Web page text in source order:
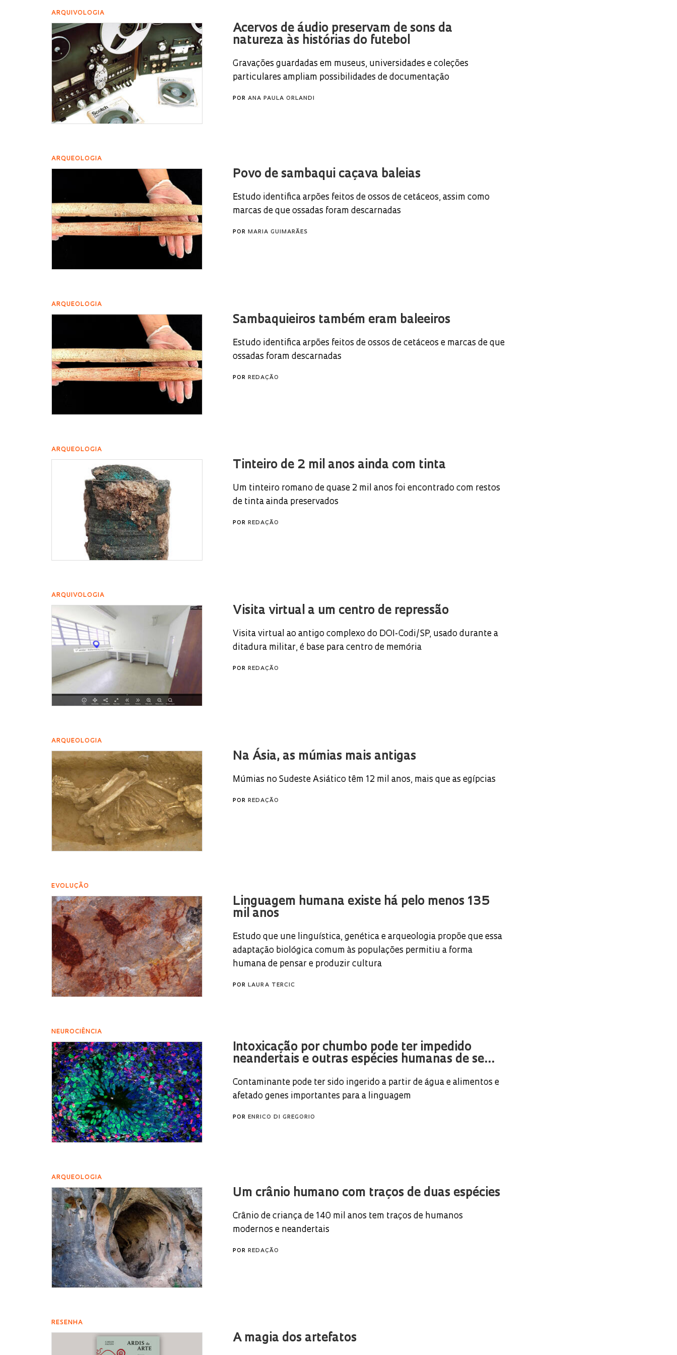
ARQUIVOLOGIA
Acervos de áudio preservam de sons da
natureza às histórias do futebol
Gravações guardadas em museus, universidades e coleções
particulares ampliam possibilidades de documentação
POR ANA PAULA ORLANDI
ARQUEOLOGIA
Povo de sambaqui caçava baleias
Estudo identifica arpões feitos de ossos de cetáceos, assim como
marcas de que ossadas foram descarnadas
POR MARIA GUIMARÃES
ARQUEOLOGIA
Sambaquieiros também eram baleeiros
Estudo identifica arpões feitos de ossos de cetáceos e marcas de que
ossadas foram descarnadas
POR REDAÇÃO
ARQUEOLOGIA
Tinteiro de 2 mil anos ainda com tinta
Um tinteiro romano de quase 2 mil anos foi encontrado com restos
de tinta ainda preservados
POR REDAÇÃO
ARQUIVOLOGIA
Visita virtual a um centro de repressão
Visita virtual ao antigo complexo do DOI-Codi/SP, usado durante a
ditadura militar, é base para centro de memória
POR REDAÇÃO
ARQUEOLOGIA
Na Ásia, as múmias mais antigas
Múmias no Sudeste Asiático têm 12 mil anos, mais que as egípcias
POR REDAÇÃO
EVOLUÇÃO
Linguagem humana existe há pelo menos 135
mil anos
Estudo que une linguística, genética e arqueologia propõe que essa
adaptação biológica comum às populações permitiu a forma
humana de pensar e produzir cultura
POR LAURA TERCIC
NEUROCIÊNCIA
Intoxicação por chumbo pode ter impedido
neandertais e outras espécies humanas de se...
Contaminante pode ter sido ingerido a partir de água e alimentos e
afetado genes importantes para a linguagem
POR ENRICO DI GREGORIO
ARQUEOLOGIA
Um crânio humano com traços de duas espécies
Crânio de criança de 140 mil anos tem traços de humanos
modernos e neandertais
POR REDAÇÃO
RESENHA
A magia dos artefatos